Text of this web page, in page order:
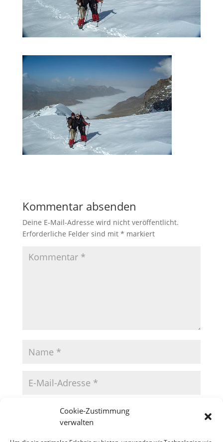
Cookie-Zustimmung
verwalten
Kommentar absenden
Deine E-Mail-Adresse wird nicht veröffentlicht.
Erforderliche Felder sind mit * markiert